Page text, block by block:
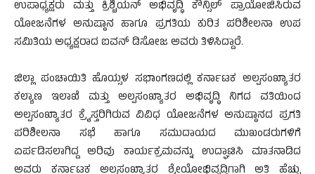
ಉಪಾಧ್ಯಕ್ಷರು ಮತ್ತು ಕ್ರಿಶ್ಚಿಯನ್ ಅಭಿವೃದ್ಧಿ ಕೌನ್ಸಿಲ್ ಪ್ರಾಯೋಜಿಸಿರುವ
ಯೋಜನೆಗಳ ಅನುಷ್ಠಾನ ಹಾಗೂ ಪ್ರಗತಿಯ ಕುರಿತ ಪರಿಶೀಲನಾ ಉಪ
ಸಮಿತಿಯ ಅಧ್ಯಕ್ಷರಾದ ಐವನ್ ಡಿಸೋಜ ಅವರು ತಿಳಿಸಿದ್ದಾರೆ.
ಜಿಲ್ಲಾ ಪಂಚಾಯಿತಿ ಹೊಯ್ಸಳ ಸಭಾಂಗಣದಲ್ಲಿ ಕರ್ನಾಟಕ ಅಲ್ಪಸಂಖ್ಯಾತರ
ಕಲ್ಯಾಣ ಇಲಾಖೆ ಮತ್ತು ಅಲ್ಪಸಂಖ್ಯಾತರ ಅಭಿವೃದ್ಧಿ ನಿಗದ ವತಿಯಿಂದ
ಅಲ್ಪಸಂಖ್ಯಾತರ ಕ್ರೈಸ್ತರಿಗಿರುವ ವಿವಿಧ ಯೋಜನೆಗಳ ಅನುಷ್ಠಾನದ ಪ್ರಗತಿ
ಪರಿಶೀಲನಾ ಸಭೆ ಹಾಗೂ ಸಮುದಾಯದ ಮುಖಂಡರುಗಳಿಗೆ
ಏರ್ಪಡಿಸಲಾಗಿದ್ದ ಅರಿವು ಕಾರ್ಯಕ್ರಮವನ್ನು ಉದ್ಘಾಟಿಸಿ ಮಾತನಾಡಿದ